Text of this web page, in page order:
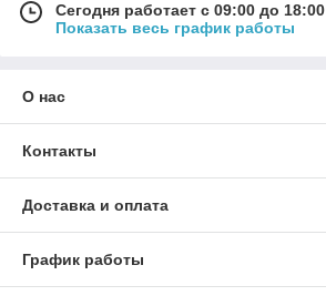
Сегодня работает с 09:00 до 18:00
Показать весь график работы
О нас
Контакты
Доставка и оплата
График работы